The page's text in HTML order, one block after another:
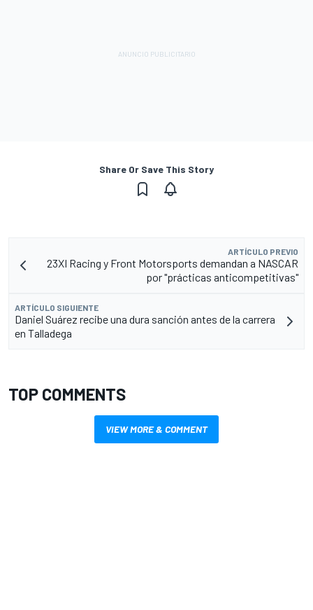
Share Or Save This Story
ARTÍCULO PREVIO
23XI Racing y Front Motorsports demandan a NASCAR
por "prácticas anticompetitivas"
ARTÍCULO SIGUIENTE
Daniel Suárez recibe una dura sanción antes de la carrera
en Talladega
TOP COMMENTS
VIEW MORE & COMMENT